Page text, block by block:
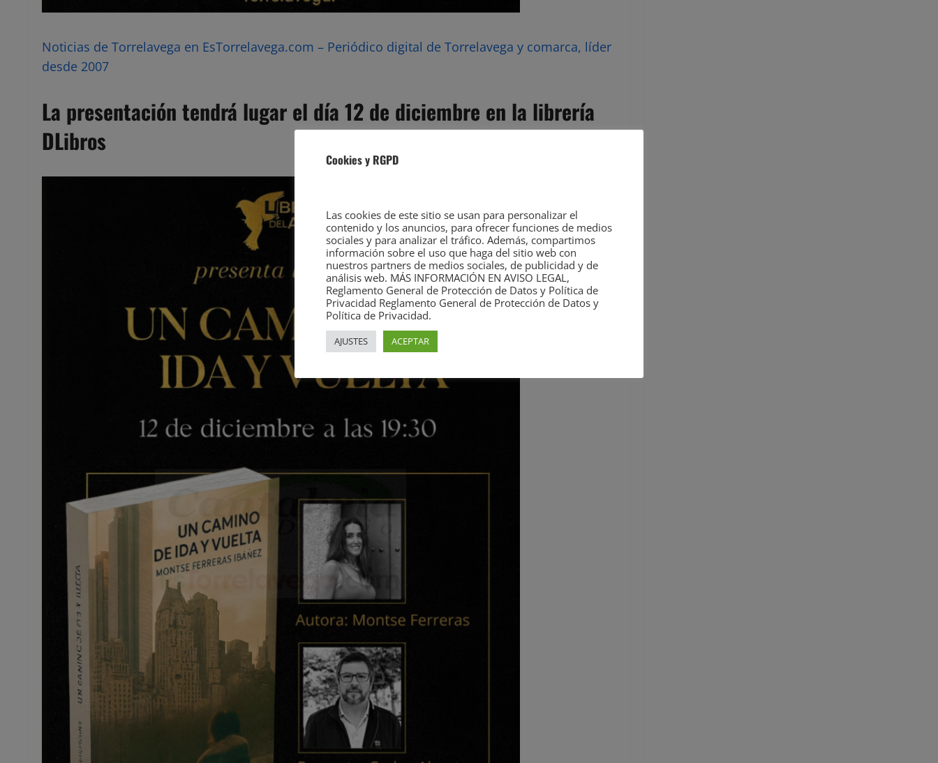
Noticias de Torrelavega en EsTorrelavega.com – Periódico digital de Torrelavega y comarca, líder
desde 2007
La presentación tendrá lugar el día 12 de diciembre en la librería
DLibros
Cookies y RGPD
Las cookies de este sitio se usan para personalizar el
contenido y los anuncios, para ofrecer funciones de medios
sociales y para analizar el tráfico. Además, compartimos
información sobre el uso que haga del sitio web con
nuestros partners de medios sociales, de publicidad y de
análisis web. MÁS INFORMACIÓN EN AVISO LEGAL,
Reglamento General de Protección de Datos y Política de
Privacidad Reglamento General de Protección de Datos y
Política de Privacidad.
AJUSTES ACEPTAR